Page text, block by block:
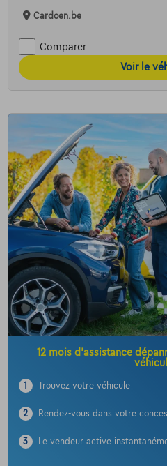
Cardoen.be
Comparer
Voir le
12 mois d’assistance
1 Trouvez votre véhicule
2 Rendez-vous dans votre
3 Le vendeur active